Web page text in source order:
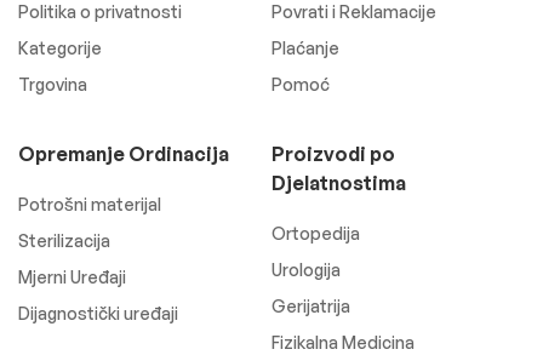
Politika o privatnosti
Kategorije
Trgovina
Povrati i Reklamacije
Plaćanje
Pomoć
Opremanje Ordinacija
Potrošni materijal
Sterilizacija
Mjerni Uređaji
Dijagnostički uređaji
Proizvodi po
Djelatnostima
Ortopedija
Urologija
Gerijatrija
Fizikalna Medicina